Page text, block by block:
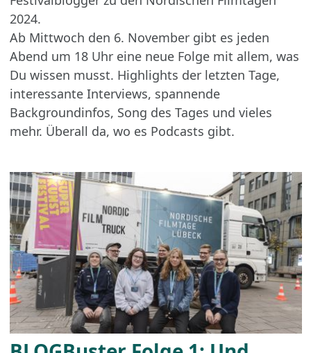
2024.
Ab Mittwoch den 6. November gibt es jeden
Abend um 18 Uhr eine neue Folge mit allem, was
Du wissen musst. Highlights der letzten Tage,
interessante Interviews, spannende
Backgroundinfos, Song des Tages und vieles
mehr. Überall da, wo es Podcasts gibt.